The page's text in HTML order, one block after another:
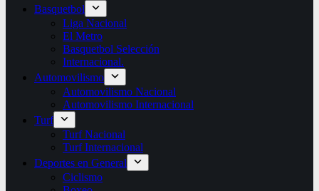
Basquetbol
Liga Nacional
El Metro
Basquetbol Selección
Internacional.
Automovilismo
Automovilismo Nacional
Automovilismo Internacional
Turf
Turf Nacional
Turf Internacional
Deportes en General
Ciclismo